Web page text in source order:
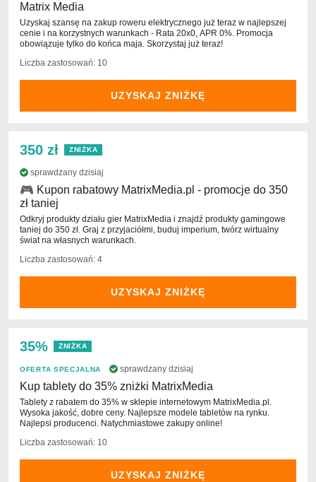
Matrix Media
Uzyskaj szansę na zakup roweru elektrycznego już teraz w najlepszej
cenie i na korzystnych warunkach - Rata 20х0, APR 0%. Promocja
obowiązuje tylko do końca maja. Skorzystaj już teraz!
Liczba zastosowań: 10
UZYSKAJ ZNIŻKĘ
350 zł ZNIŻKA
sprawdzany dzisiaj
🎮 Kupon rabatowy MatrixMedia.pl - promocje do 350
zł taniej
Odkryj produkty działu gier MatrixMedia i znajdź produkty gamingowe
taniej do 350 zł. Graj z przyjaciółmi, buduj imperium, twórz wirtualny
świat na własnych warunkach.
Liczba zastosowań: 4
UZYSKAJ ZNIŻKĘ
35% ZNIŻKA
OFERTA SPECJALNA sprawdzany dzisiaj
Kup tablety do 35% zniżki MatrixMedia
Tablety z rabatem do 35% w sklepie internetowym MatrixMedia.pl.
Wysoka jakość, dobre ceny. Najlepsze modele tabletów na rynku.
Najlepsi producenci. Natychmiastowe zakupy online!
Liczba zastosowań: 10
UZYSKAJ ZNIŻKĘ